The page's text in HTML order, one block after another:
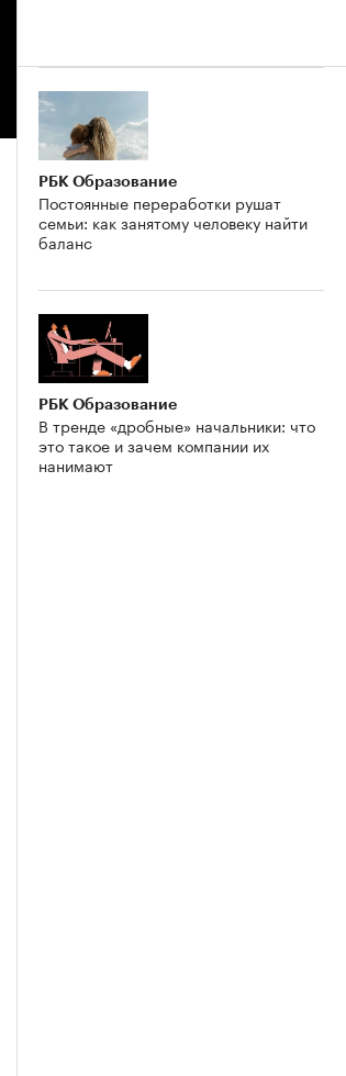
РБК Образование
Постоянные переработки рушат
семьи: как занятому человеку найти
баланс
РБК Образование
В тренде «дробные» начальники: что
это такое и зачем компании их
нанимают